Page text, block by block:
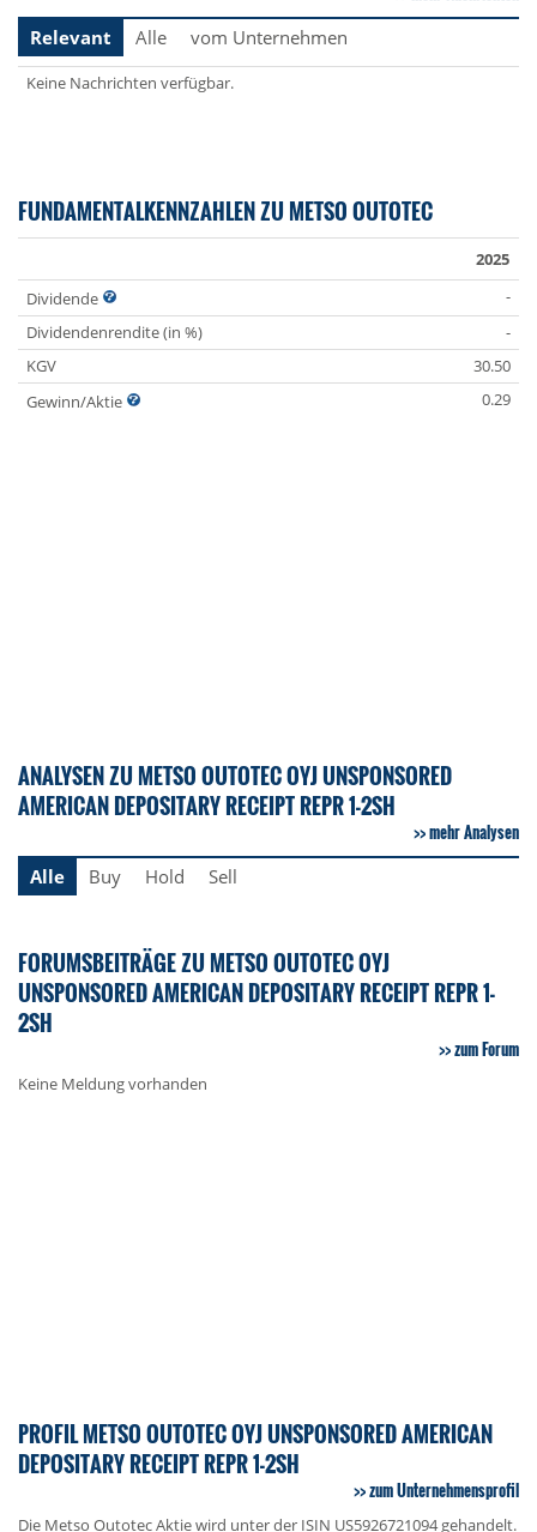
Relevant
Alle vom Unternehmen
Keine Nachrichten verfügbar.
FUNDAMENTALKENNZAHLEN ZU METSO OUTOTEC
2025
Dividende
-
Dividendenrendite (in %)
-
KGV
30.50
Gewinn/Aktie
0.29
ANALYSEN ZU METSO OUTOTEC OYJ UNSPONSORED
AMERICAN DEPOSITARY RECEIPT REPR 1-2SH
mehr Analysen
Alle
Buy Hold Sell
FORUMSBEITRÄGE ZU METSO OUTOTEC OYJ
UNSPONSORED AMERICAN DEPOSITARY RECEIPT REPR 1-
2SH
zum Forum
Keine Meldung vorhanden
PROFIL METSO OUTOTEC OYJ UNSPONSORED AMERICAN
DEPOSITARY RECEIPT REPR 1-2SH
zum Unternehmensprofil
Die Metso Outotec Aktie wird unter der ISIN US5926721094 gehandelt.